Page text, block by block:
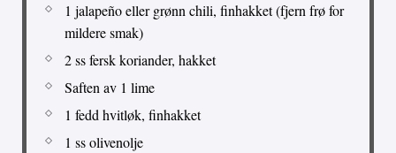
1 jalapeño eller grønn chili, finhakket (fjern frø for
mildere smak)
2 ss fersk koriander, hakket
Saften av 1 lime
1 fedd hvitløk, finhakket
1 ss olivenolje